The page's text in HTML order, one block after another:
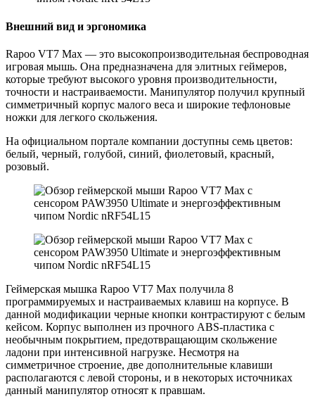
Внешний вид и эргономика
Rapoo VT7 Max — это высокопроизводительная беспроводная
игровая мышь. Она предназначена для элитных геймеров,
которые требуют высокого уровня производительности,
точности и настраиваемости. Манипулятор получил крупный
симметричный корпус малого веса и широкие тефлоновые
ножки для легкого скольжения.
На официальном портале компании доступны семь цветов:
белый, черный, голубой, синий, фиолетовый, красный,
розовый.
Геймерская мышка Rapoo VT7 Max получила 8
программируемых и настраиваемых клавиш на корпусе. В
данной модификации черные кнопки контрастируют с белым
кейсом. Корпус выполнен из прочного ABS-пластика с
необычным покрытием, предотвращающим скольжение
ладони при интенсивной нагрузке. Несмотря на
симметричное строение, две дополнительные клавиши
располагаются с левой стороны, и в некоторых источниках
данный манипулятор относят к правшам.